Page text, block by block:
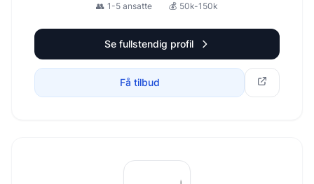
👥 1-5 ansatte 💰 50k-150k
Se fullstendig profil
Få tilbud